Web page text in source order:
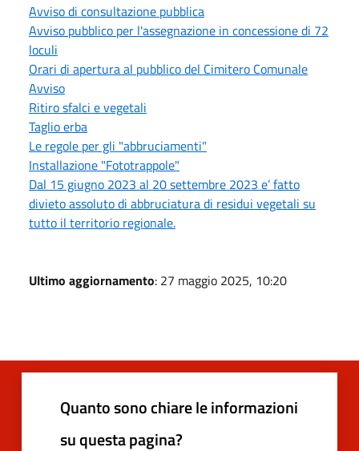
Avviso di consultazione pubblica
Avviso pubblico per l'assegnazione in concessione di 72
loculi
Orari di apertura al pubblico del Cimitero Comunale
Avviso
Ritiro sfalci e vegetali
Taglio erba
Le regole per gli "abbruciamenti"
Installazione "Fototrappole"
Dal 15 giugno 2023 al 20 settembre 2023 e’ fatto
divieto assoluto di abbruciatura di residui vegetali su
tutto il territorio regionale.
Ultimo aggiornamento: 27 maggio 2025, 10:20
Quanto sono chiare le informazioni
su questa pagina?